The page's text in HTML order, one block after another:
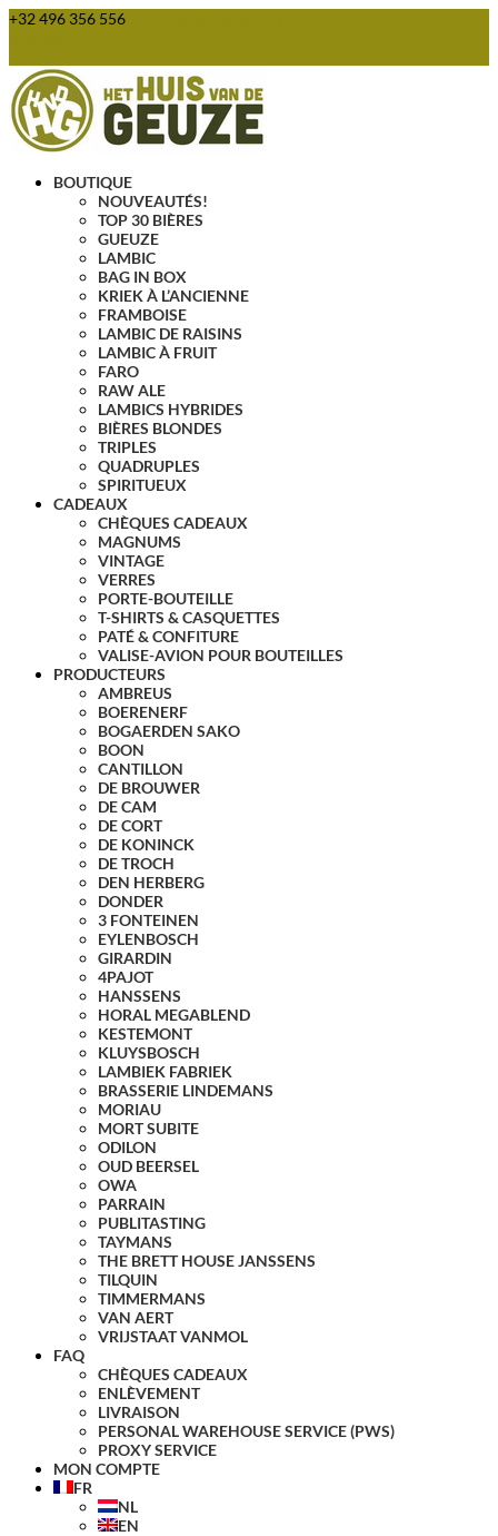
+32 496 356 556
BOUTIQUE
NOUVEAUTÉS!
TOP 30 BIÈRES
GUEUZE
LAMBIC
BAG IN BOX
KRIEK À L’ANCIENNE
FRAMBOISE
LAMBIC DE RAISINS
LAMBIC À FRUIT
FARO
RAW ALE
LAMBICS HYBRIDES
BIÈRES BLONDES
TRIPLES
QUADRUPLES
SPIRITUEUX
CADEAUX
CHÈQUES CADEAUX
MAGNUMS
VINTAGE
VERRES
PORTE-BOUTEILLE
T-SHIRTS & CASQUETTES
PATÉ & CONFITURE
VALISE-AVION POUR BOUTEILLES
PRODUCTEURS
AMBREUS
BOERENERF
BOGAERDEN SAKO
BOON
CANTILLON
DE BROUWER
DE CAM
DE CORT
DE KONINCK
DE TROCH
DEN HERBERG
DONDER
3 FONTEINEN
EYLENBOSCH
GIRARDIN
4PAJOT
HANSSENS
HORAL MEGABLEND
KESTEMONT
KLUYSBOSCH
LAMBIEK FABRIEK
BRASSERIE LINDEMANS
MORIAU
MORT SUBITE
ODILON
OUD BEERSEL
OWA
PARRAIN
PUBLITASTING
TAYMANS
THE BRETT HOUSE JANSSENS
TILQUIN
TIMMERMANS
VAN AERT
VRIJSTAAT VANMOL
FAQ
CHÈQUES CADEAUX
ENLÈVEMENT
LIVRAISON
PERSONAL WAREHOUSE SERVICE (PWS)
PROXY SERVICE
MON COMPTE
FR
NL
EN